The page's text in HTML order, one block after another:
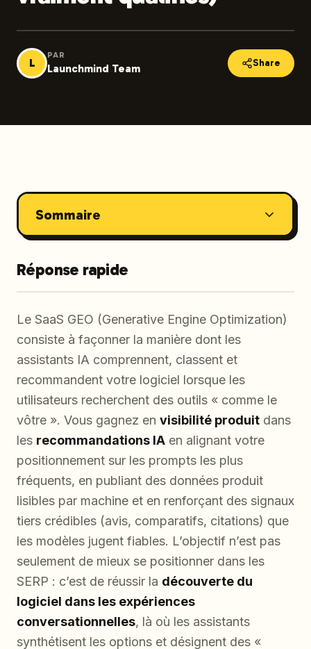
L
PAR
Launchmind Team Share
Sommaire
Réponse rapide
Le SaaS GEO (Generative Engine Optimization)
consiste à façonner la manière dont les
assistants IA comprennent, classent et
recommandent votre logiciel lorsque les
utilisateurs recherchent des outils « comme le
vôtre ». Vous gagnez en visibilité produit dans
les recommandations IA en alignant votre
positionnement sur les prompts les plus
fréquents, en publiant des données produit
lisibles par machine et en renforçant des signaux
tiers crédibles (avis, comparatifs, citations) que
les modèles jugent fiables. L’objectif n’est pas
seulement de mieux se positionner dans les
SERP : c’est de réussir la découverte du
logiciel dans les expériences
conversationnelles, là où les assistants
synthétisent les options et désignent des «